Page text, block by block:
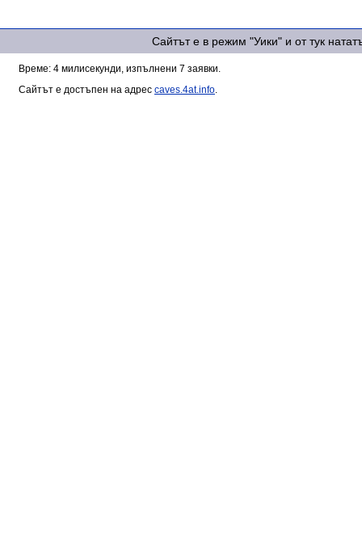
Сайтът е в режим "Уики" и от тук
Време: 4 милисекунди, изпълнени 7 заявки.
Сайтът е достъпен на адрес caves.4at.info.